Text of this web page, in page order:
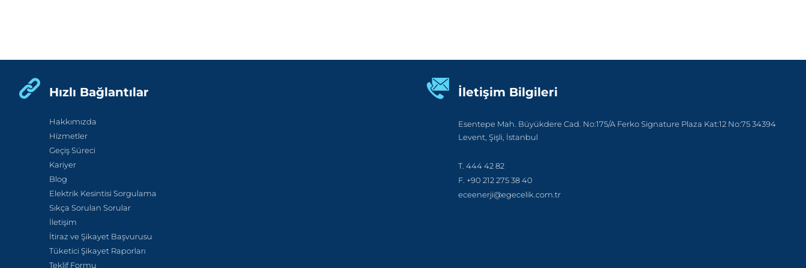
Hızlı Bağlantılar
Hakkımızda
Hizmetler
Geçiş Süreci
Kariyer
Blog
Elektrik Kesintisi Sorgulama
Sıkça Sorulan Sorular
İletişim
İtiraz ve Şikayet Başvurusu
Tüketici Şikayet Raporları
Teklif Formu
İletişim Bilgileri
Esentepe Mah. Büyükdere Cad. No:175/A Ferko Signature Plaza Kat:12 No:75 34394
Levent, Şişli, İstanbul
T. 444 42 82
F. +90 212 275 38 40
eceenerji@egecelik.com.tr